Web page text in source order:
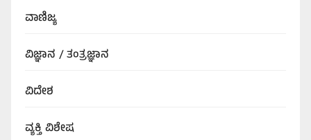
ವಾಣಿಜ್ಯ
ವಿಜ್ಞಾನ / ತಂತ್ರಜ್ಞಾನ
ವಿದೇಶ
ವ್ಯಕ್ತಿ ವಿಶೇಷ